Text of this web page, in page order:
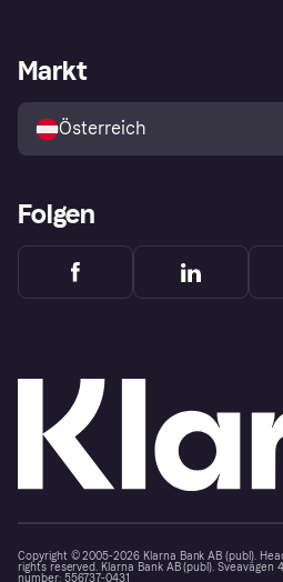
Shops entdecken
Händlerportal
Markt
Österreich
Folgen
Copyright © 2005-2026 Klarna Bank AB (publ).
rights reserved. Klarna Bank AB (publ). Sveavägen
number: 556737-0431